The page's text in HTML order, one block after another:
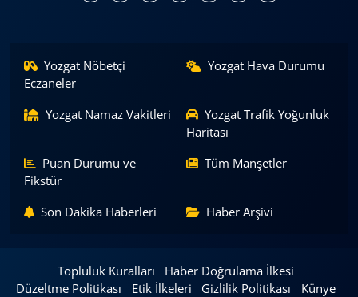
Yozgat Nöbetçi
Eczaneler
Yozgat Hava Durumu
Yozgat Namaz Vakitleri
Yozgat Trafik Yoğunluk
Haritası
Puan Durumu ve
Fikstür
Tüm Manşetler
Son Dakika Haberleri Haber Arşivi
Topluluk Kuralları
Haber Doğrulama İlkesi
Düzeltme Politikası
Etik İlkeleri Gizlilik Politikası
Künye